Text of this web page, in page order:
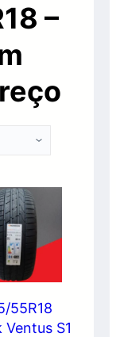
–
55R18
S1